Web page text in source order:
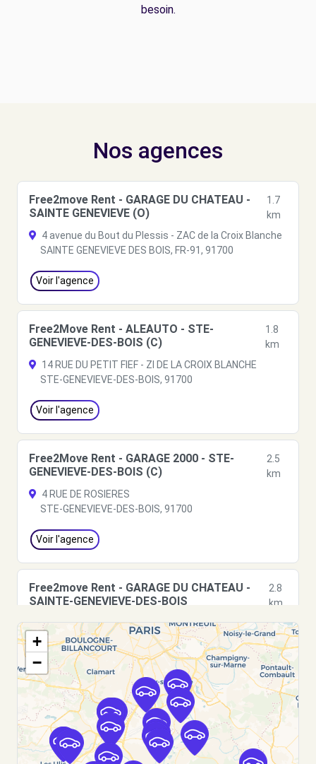
besoin.
Nos agences
Free2move Rent - GARAGE DU CHATEAU -
SAINTE GENEVIEVE (O)
1.7
km
4 avenue du Bout du Plessis - ZAC de la Croix Blanche
SAINTE GENEVIEVE DES BOIS, FR-91, 91700
Voir l'agence
Free2Move Rent - ALEAUTO - STE-
GENEVIEVE-DES-BOIS (C)
1.8
km
14 RUE DU PETIT FIEF - ZI DE LA CROIX BLANCHE
STE-GENEVIEVE-DES-BOIS, 91700
Voir l'agence
Free2Move Rent - GARAGE 2000 - STE-
GENEVIEVE-DES-BOIS (C)
2.5
km
4 RUE DE ROSIERES
STE-GENEVIEVE-DES-BOIS, 91700
Voir l'agence
Free2move Rent - GARAGE DU CHATEAU -
SAINTE-GENEVIEVE-DES-BOIS
2.8
km
4 AV DU BOUT DU PLESSIS
SAINTE-GENEVIEVE-DES-BOIS, 91700
Voir l'agence
Free2move Rent - VETILLE AUTOMOBILES -
BRETIGNY SUR ORGE (C)
4.0
km
70 AVENUE CHARLES DE GAULLE
+
−